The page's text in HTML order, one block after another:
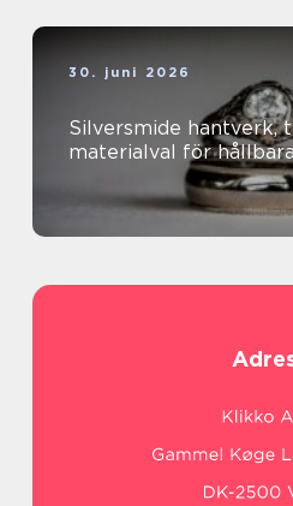
30. juni 2026
Silversmide hantverk, teknik och
materialval för